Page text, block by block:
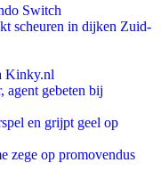
Switch
scheuren in dijken Zuid-
Kinky.nl
gebeten bij
en grijpt geel op
zege op promovendus